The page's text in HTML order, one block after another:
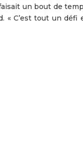
un bout de
« C’est tout un